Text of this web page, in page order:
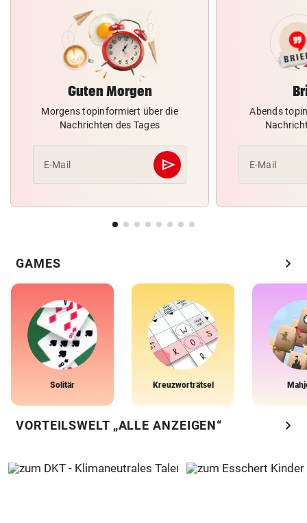
Guten Morgen
Morgens topinformiert über die
Nachrichten des Tages
E-Mail send
Abschicken
Abends
E-Mail
GAMES chevron_right
Solitär Kreuzworträtsel
VORTEILSWELT „ALLE ANZEIGEN“ chevron_right